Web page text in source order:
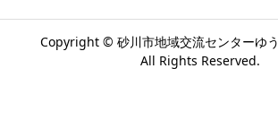
Copyright © 砂川市地域交流センターゆう
All Rights Reserved.